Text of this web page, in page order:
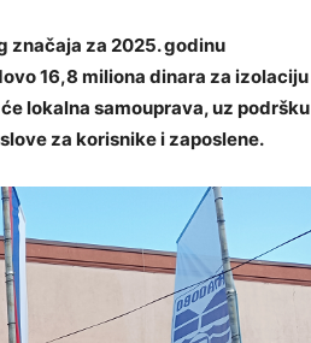
značaja za 2025. godinu
16,8 miliona dinara za izolaciju
lokalna samouprava, uz podršku
za korisnike i zaposlene.